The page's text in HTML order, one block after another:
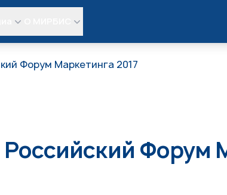
Форум Маркетинга 2017
Форум